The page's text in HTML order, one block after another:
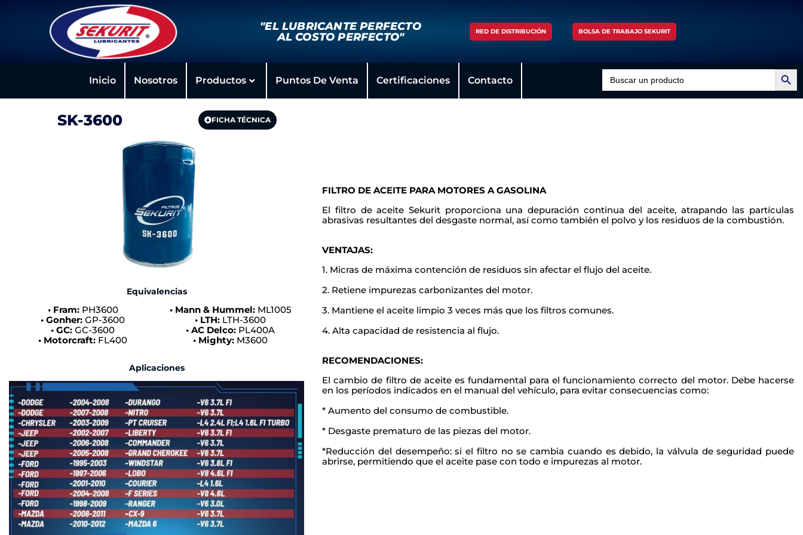
"EL LUBRICANTE PERFECTO
AL COSTO PERFECTO"
RED DE DISTRIBUCIÓN BOLSA DE TRABAJO SEKURIT
Inicio Nosotros Productos Puntos De Venta Certificaciones Contacto
Search
for:
Search Button
SK-3600 FICHA TÉCNICA
Equivalencias
• Fram: PH3600
• Gonher: GP-3600
• GC: GC-3600
• Motorcraft: FL400
• Mann & Hummel: ML1005
• LTH: LTH-3600
• AC Delco: PL400A
• Mighty: M3600
Aplicaciones
FILTRO DE ACEITE PARA MOTORES A GASOLINA
El filtro de aceite Sekurit proporciona una depuración continua del aceite, atrapando las partículas
abrasivas resultantes del desgaste normal, así comotambién el polvo y los residuos de la combustión.
VENTAJAS:
1. Micras de máxima contención de residuos sin afectar el flujo del aceite.
2. Retiene impurezas carbonizantes del motor.
3. Mantiene el aceite limpio 3 veces más que los filtros comunes.
4. Alta capacidad de resistencia al flujo.
RECOMENDACIONES:
El cambio de filtro de aceite es fundamental para el funcionamiento correcto del motor. Debe hacerse
en los períodos indicados en el manual del vehículo, para evitar consecuencias como:
* Aumento del consumo de combustible.
* Desgaste prematuro de las piezas del motor.
*Reducción del desempeño: si el filtro no se cambia cuando es debido, la válvula de seguridad puede
abrirse, permitiendo que el aceite pasecon todo e impurezas al motor.